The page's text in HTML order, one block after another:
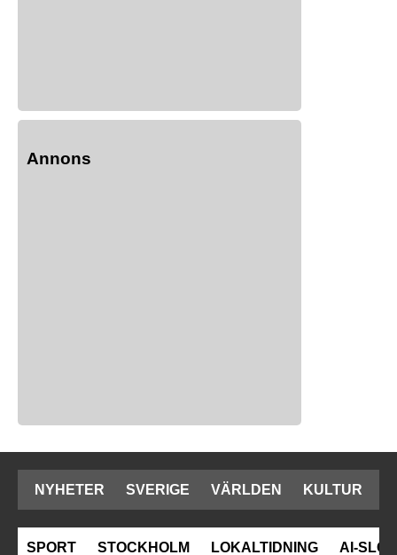
Annons
NYHETER SVERIGE VÄRLDEN KULTUR
SPORT STOCKHOLM LOKALTIDNING AI-SLOP